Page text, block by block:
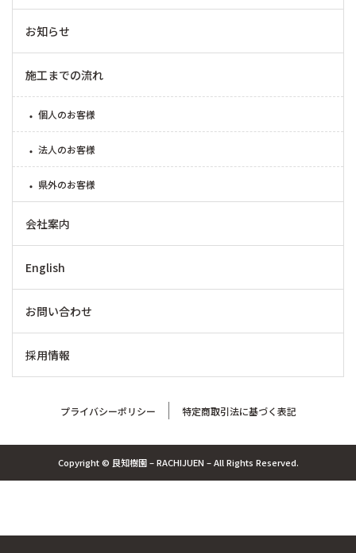
お知らせ
施工までの流れ
個人のお客様
法人のお客様
県外のお客様
会社案内
English
お問い合わせ
採用情報
プライバシーポリシー 特定商取引法に基づく表記
Copyright © 良知樹園 – RACHIJUEN – All Rights Reserved.